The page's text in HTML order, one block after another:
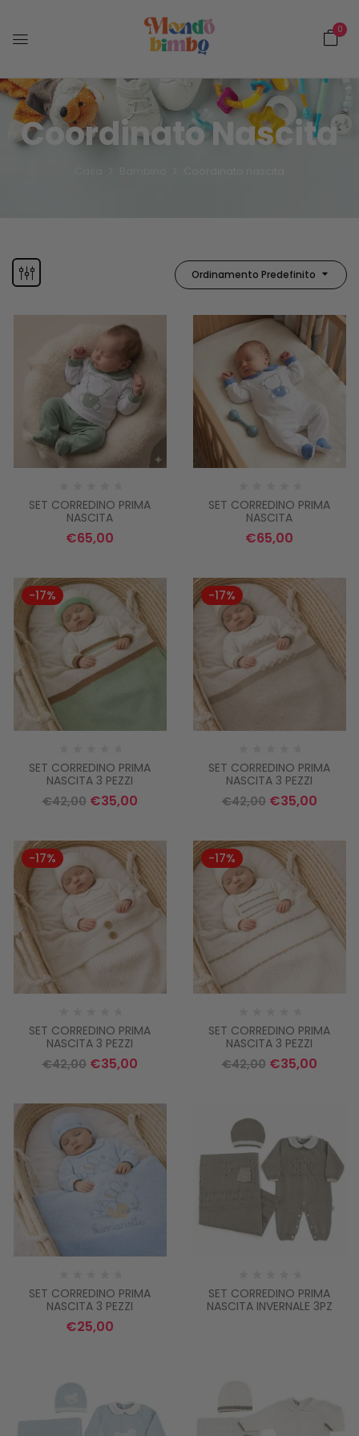
0
Coordinato Nascita
Ordinamento Predefinito
SET CORREDINO PRIMA
NASCITA
€65,00
SET CORREDINO PRIMA
NASCITA
€65,00
-17%
SET CORREDINO PRIMA
NASCITA 3 PEZZI
€42,00 €35,00
-17%
SET CORREDINO PRIMA
NASCITA 3 PEZZI
€42,00 €35,00
-17%
SET CORREDINO PRIMA
NASCITA 3 PEZZI
€42,00 €35,00
-17%
SET CORREDINO PRIMA
NASCITA 3 PEZZI
€42,00 €35,00
SET CORREDINO PRIMA
NASCITA 3 PEZZI
€25,00
SET CORREDINO PRIMA
NASCITA INVERNALE 3PZ